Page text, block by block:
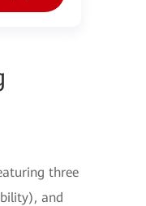
three
and